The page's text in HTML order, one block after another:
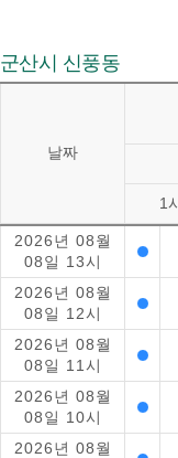
군산시 신풍동
날짜
1
2026년 08월
08일 13시
2026년 08월
08일 12시
2026년 08월
08일 11시
2026년 08월
08일 10시
2026년 08월